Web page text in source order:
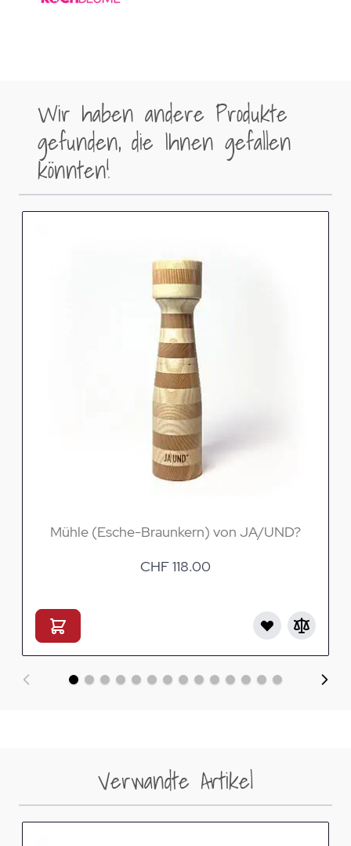
Wir haben andere Produkte
gefunden, die Ihnen gefallen
könnten!
Mühle (Esche-Braunkern) von JA/UND?
CHF 118.00
Verwandte Artikel